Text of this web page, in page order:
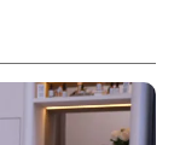
氣中帶著謙遜
醫美醫師，能
力十足的他透
幽默表示幫家
然少了壓力與